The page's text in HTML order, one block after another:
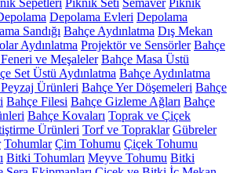
Sepetleri Piknik Seti Semaver Piknik
Depolama Evleri Depolama
Sandığı Bahçe Aydınlatma Dış Mekan
Aydınlatma Projektör ve Sensörler Bahçe
ve Meşaleler Bahçe Masa Üstü
Set Üstü Aydınlatma Bahçe Aydınlatma
Ürünleri Bahçe Yer Döşemeleri Bahçe
Bahçe Filesi Bahçe Gizleme Ağları Bahçe
Bahçe Kovaları Toprak ve Çiçek
Ürünleri Torf ve Topraklar Gübreler
Tohumlar Çim Tohumu Çiçek Tohumu
Bitki Tohumları Meyve Tohumu Bitki